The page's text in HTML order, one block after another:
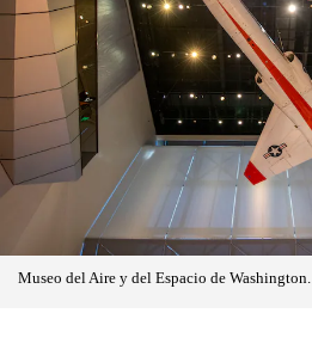
Museo del Aire y del Espacio de Washington.